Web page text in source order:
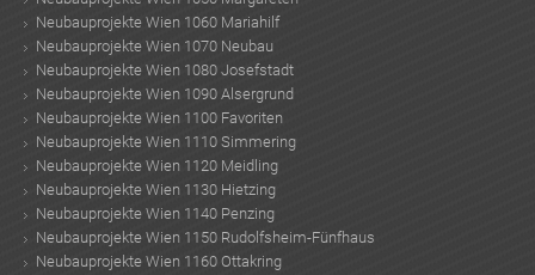
Neubauprojekte Wien 1060 Mariahilf
Neubauprojekte Wien 1070 Neubau
Neubauprojekte Wien 1080 Josefstadt
Neubauprojekte Wien 1090 Alsergrund
Neubauprojekte Wien 1100 Favoriten
Neubauprojekte Wien 1110 Simmering
Neubauprojekte Wien 1120 Meidling
Neubauprojekte Wien 1130 Hietzing
Neubauprojekte Wien 1140 Penzing
Neubauprojekte Wien 1150 Rudolfsheim-Fünfhaus
Neubauprojekte Wien 1160 Ottakring